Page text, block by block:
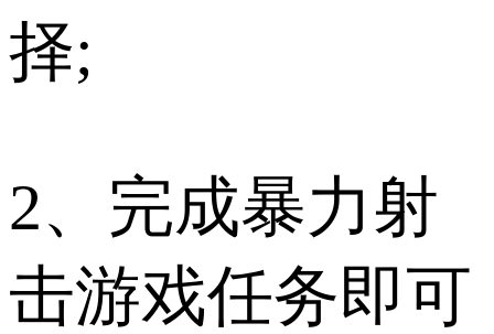
择;
2、完成暴力射
击游戏任务即可